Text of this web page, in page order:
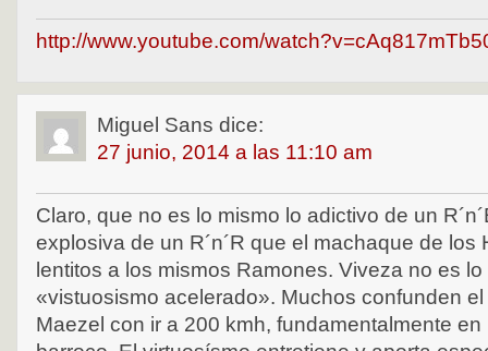
http://www.youtube.com/
Miguel Sans dice:
27 junio, 2014 a las 11:10 am
Claro, que no es lo mismo lo adictivo de un
explosiva de un R´n´R que el machaque de los
lentitos a los mismos Ramones. Viveza no es
«vistuosismo acelerado». Muchos confunden
Maezel con ir a 200 kmh, fundamentalmente